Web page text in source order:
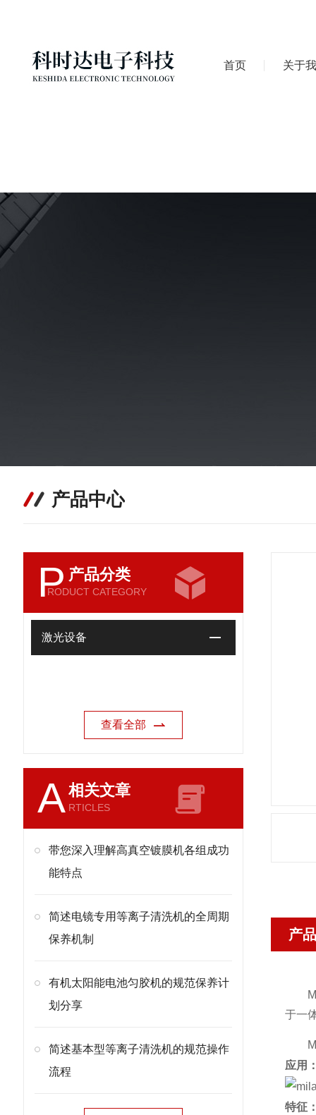
首页 关于
产品中心
P 产品分类
RODUCT CATEGORY
激光设备
查看全部
A相关文章
RTICLES
带您深入理解高真空镀膜机各组成功
能特点
简述电镜专用等离子清洗机的全周期
保养机制
有机太阳能电池匀胶机的规范保养计
划分享
简述基本型等离子清洗机的规范操作
流程
产
于一
应用
特征